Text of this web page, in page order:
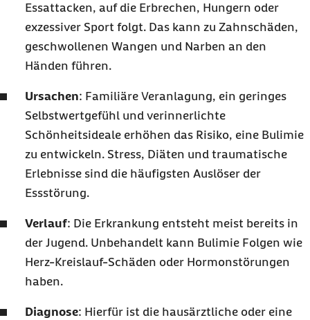
Essattacken, auf die Erbrechen, Hungern oder
exzessiver Sport folgt. Das kann zu Zahnschäden,
geschwollenen Wangen und Narben an den
Händen führen.
Ursachen: Familiäre Veranlagung, ein geringes
Selbstwertgefühl und verinnerlichte
Schönheitsideale erhöhen das Risiko, eine Bulimie
zu entwickeln. Stress, Diäten und traumatische
Erlebnisse sind die häufigsten Auslöser der
Essstörung.
Verlauf: Die Erkrankung entsteht meist bereits in
der Jugend. Unbehandelt kann Bulimie Folgen wie
Herz-Kreislauf-Schäden oder Hormonstörungen
haben.
Diagnose: Hierfür ist die hausärztliche oder eine